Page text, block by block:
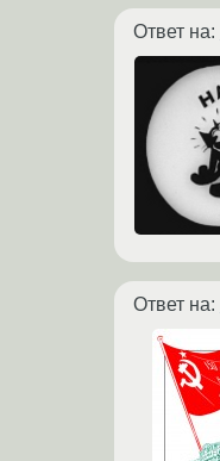
Ответ на:
Ответ на: